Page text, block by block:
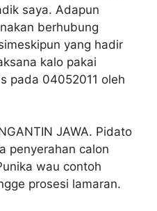
saya. Adapun
berhubung
yang hadir
kalo pakai
pada 04052011 oleh
JAWA. Pidato
penyerahan calon
wau contoh
prosesi lamaran.